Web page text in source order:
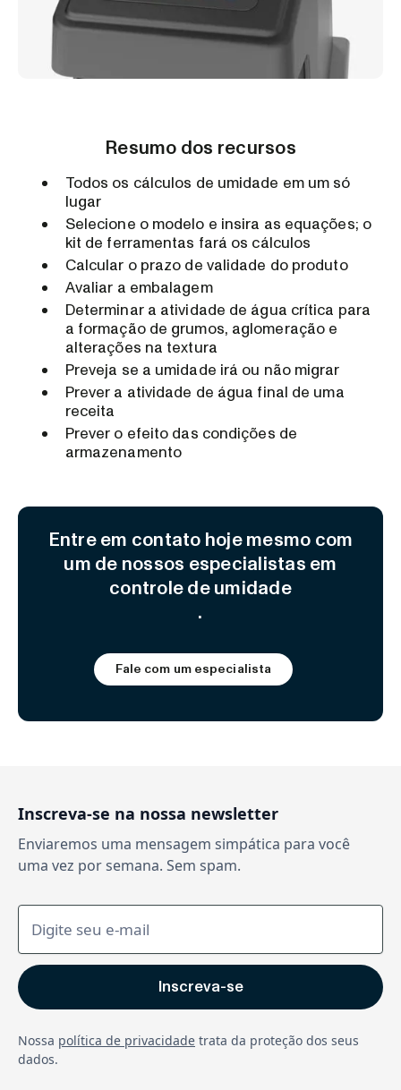
Resumo dos recursos
Todos os cálculos de umidade em um só
lugar
Selecione o modelo e insira as equações; o
kit de ferramentas fará os cálculos
Calcular o prazo de validade do produto
Avaliar a embalagem
Determinar a atividade de água crítica para
a formação de grumos, aglomeração e
alterações na textura
Preveja se a umidade irá ou não migrar
Prever a atividade de água final de uma
receita
Prever o efeito das condições de
armazenamento
Entre em contato hoje mesmo com
um de nossos especialistas em
controle de umidade
.
Fale com um especialista
Inscreva-se na nossa newsletter
Enviaremos uma mensagem simpática para você
uma vez por semana. Sem spam.
Nossa política de privacidade trata da proteção dos seus
dados.